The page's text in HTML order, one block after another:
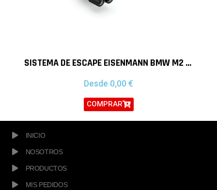
SISTEMA DE ESCAPE EISENMANN BMW M2 COMPETITION
Desde 0,00 €
COMPRAR
INICIO
NOSOTROS
PRODUCTOS
MIS PEDIDOS